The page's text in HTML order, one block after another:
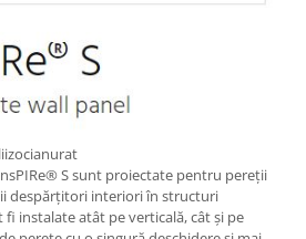
S sunt proiectate pentru pereții
despărțitori interiori în structuri
instalate atât pe verticală, cât și pe